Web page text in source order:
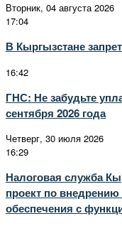
Вторник, 04 августа 2026
17:04
В Кыргызстане
16:42
ГНС: Не забудьте
сентября 2026 года
Четверг, 30 июля 2026
16:29
Налоговая служба
проект по
обеспечения с